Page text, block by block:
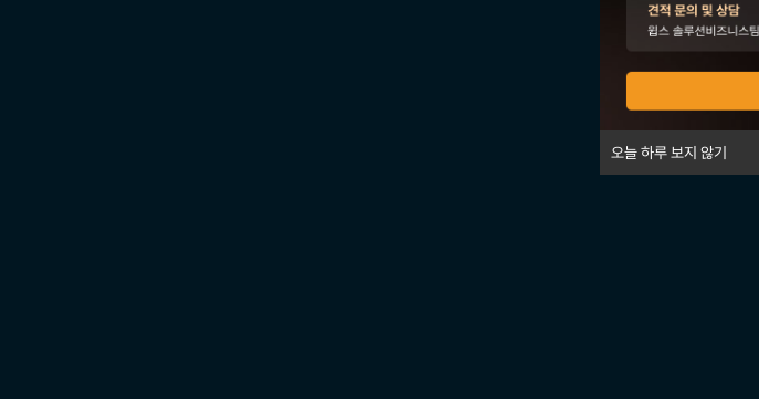
오늘 하루 보지 않기